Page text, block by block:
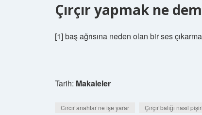
Çırçır yapmak ne
[1] baş ağrısına neden olan bir ses
Tarih: Makaleler
Cırcır anahtar ne işe yarar Çırçır balığı nasıl